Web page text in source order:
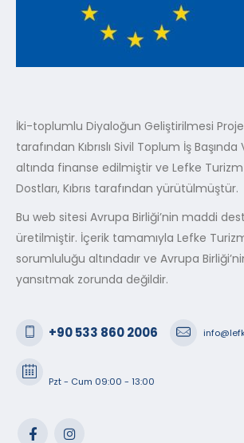
İki-toplumlu Diyaloğun Geliştirilmesi
tarafından Kıbrıslı Sivil Toplum İş Başında
altında finanse edilmiştir ve Lefke
Dostları, Kıbrıs tarafından yürütülmüştür.
Bu web sitesi Avrupa Birliği’nin maddi
üretilmiştir. İçerik tamamıyla Lefke
sorumluluğu altındadır ve Avrupa
yansıtmak zorunda değildir.
+90 533 860 2006
Pzt - Cum 09:00 - 13:00